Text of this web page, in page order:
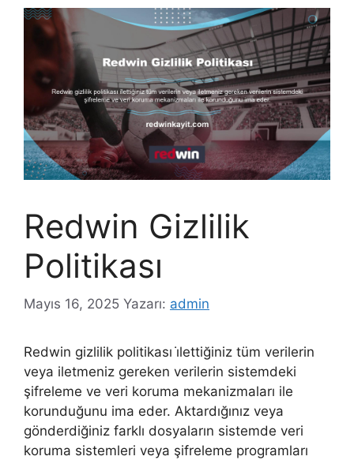
Redwin Gizlilik
Politikası
Mayıs 16, 2025 Yazarı: admin
Redwin gizlilik politikası i̇lettiğiniz tüm verilerin
veya iletmeniz gereken verilerin sistemdeki
şifreleme ve veri koruma mekanizmaları ile
korunduğunu ima eder. Aktardığınız veya
gönderdiğiniz farklı dosyaların sistemde veri
koruma sistemleri veya şifreleme programları